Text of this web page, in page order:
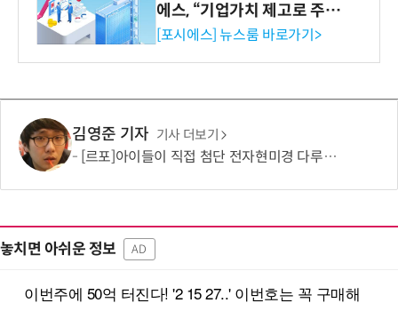
에스, “기업가치 제고로 주주
환원 강화” 계획 공시
[포시에스] 뉴스룸 바로가기>
김영준 기자 기사 더보기
[르포]아이들이 직접 첨단 전자현미경 다루며 과학원리 체득...과학체험 제공 '주니어닥터' 현장
놓치면 아쉬운 정보 AD